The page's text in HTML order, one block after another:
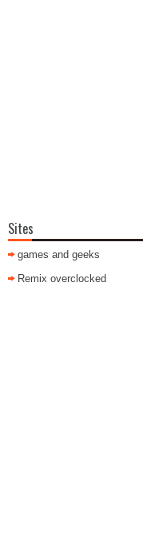
Sites
games and geeks
Remix overclocked